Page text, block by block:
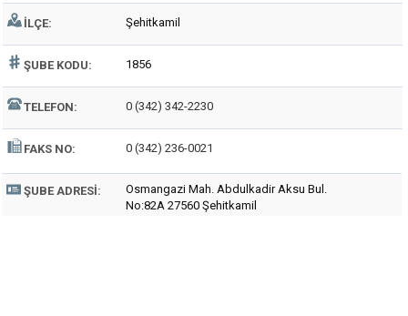
İLÇE: Şehitkamil
ŞUBE KODU: 1856
TELEFON: 0 (342) 342-2230
FAKS NO: 0 (342) 236-0021
ŞUBE ADRESI:
Osmangazi Mah. Abdulkadir Aksu Bul.
No:82A 27560 Şehitkamil